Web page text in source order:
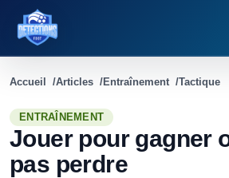
Détections Foot
Accueil Articles Entraînement Tactique
ENTRAÎNEMENT
Jouer pour gagner
pas perdre